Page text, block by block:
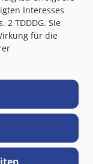
Interesses
2 TDDDG. Sie
für die